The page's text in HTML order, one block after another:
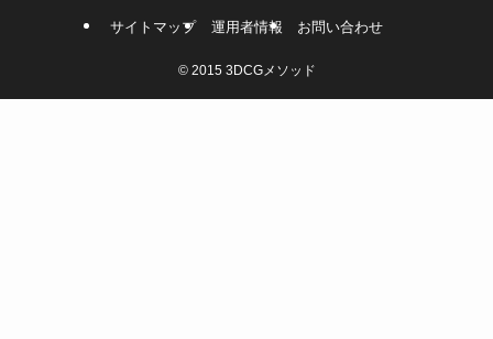
サイトマップ 運用者情報 お問い合わせ
©2015 3DCGメソッド